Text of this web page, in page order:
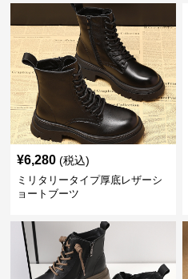
¥6,280 (税込)
ミリタリータイプ厚底レザーシ
ョートブーツ